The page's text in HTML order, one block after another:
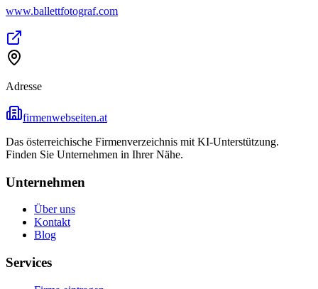
www.ballettfotograf.com
Adresse
firmenwebseiten.at
Das österreichische Firmenverzeichnis mit KI-Unterstützung.
Finden Sie Unternehmen in Ihrer Nähe.
Unternehmen
Über uns
Kontakt
Blog
Services